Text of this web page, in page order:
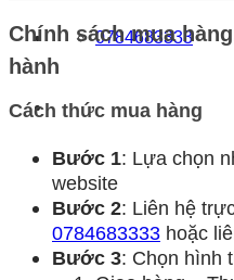
0784683333
Chính sách mua
hành
Cách thức mua hàng
Bước 1: Lựa chọn
website
Bước 2: Liên hệ
0784683333 hoặc
Bước 3: Chọn hình